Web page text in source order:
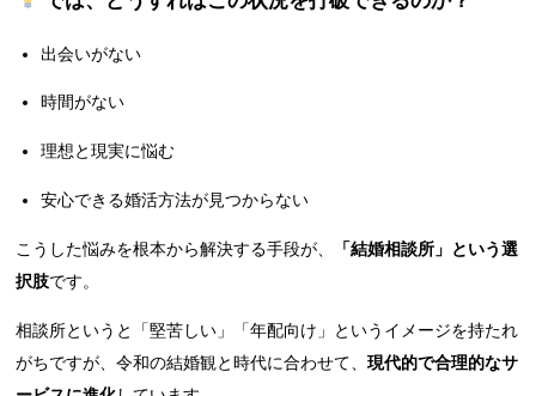
出会いがない
時間がない
理想と現実に悩む
安心できる婚活方法が見つからない
こうした悩みを根本から解決する手段が、
「結婚相談所」という選
択肢です。
相談所というと「堅苦しい」「年配向け」というイメージを持たれ
がちですが、令和の結婚観と時代に合わせて、現代的で合理的なサ